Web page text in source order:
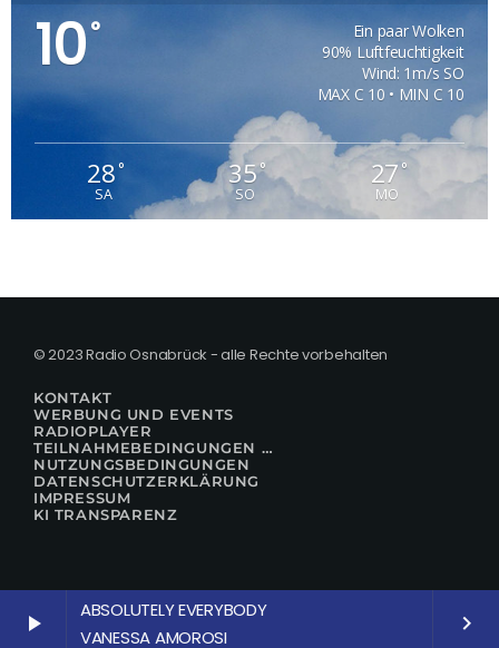
play_arrow
ABSOLUTELY EVERYBODY
VANESSA AMOROSI
keyboard_arrow_right
10°
Ein paar Wolken
90% Luftfeuchtigkeit
Wind: 1m/s SO
MAX C 10 • MIN C 10
28°
SA
35°
SO
27°
MO
© 2023 Radio Osnabrück - alle Rechte vorbehalten
KONTAKT
WERBUNG UND EVENTS
RADIOPLAYER
TEILNAHMEBEDINGUNGEN FÜR GEWINNSPIELE
NUTZUNGSBEDINGUNGEN
DATENSCHUTZERKLÄRUNG
IMPRESSUM
KI TRANSPARENZ